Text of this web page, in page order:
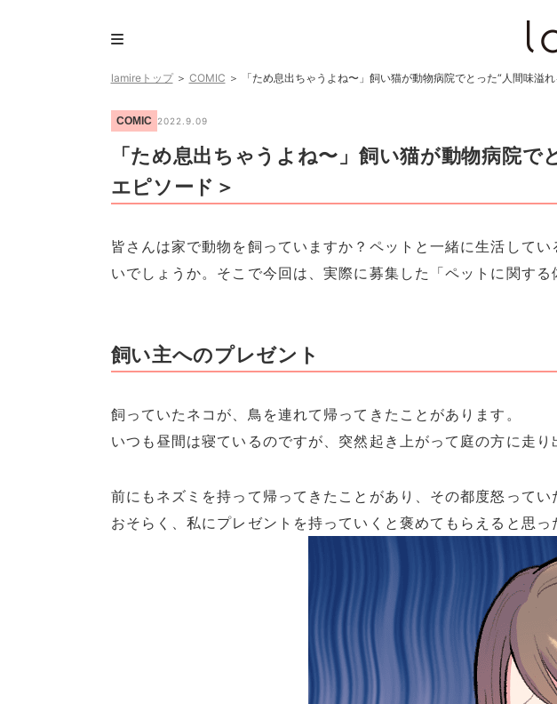
lamireトップ＞ COMIC ＞ 「ため息出ちゃうよね〜」飼い猫が動物病院でとった“人間味溢
COMIC 2022.9.09
「ため息出ちゃうよね〜」飼い猫が動物病院
エピソード＞
皆さんは家で動物を飼っていますか？ペットと一緒に生活して
いでしょうか。そこで今回は、実際に募集した「ペットに関する
飼い主へのプレゼント
飼っていたネコが、鳥を連れて帰ってきたことがあります。
いつも昼間は寝ているのですが、突然起き上がって庭の方に走
前にもネズミを持って帰ってきたことがあり、その都度怒って
おそらく、私にプレゼントを持っていくと褒めてもらえると思っ